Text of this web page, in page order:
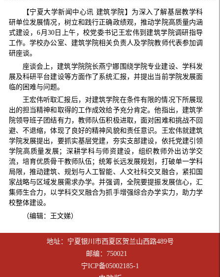
【宁夏大学新闻中心讯 建筑学院】为深入了解基层教学科
研单位发展情况，树立和践行正确政绩观，推动学院高质量内涵
式建设，6月30日上午，校党委书记王宏伟到建筑学院调研指导
工作。学校办公室、建筑学院相关负责人及学院教师代表参加调
研座谈。
座谈会上，建筑学院院长燕宁娜围绕学院专业建设、学科发
展及科研平台建设等方面作了系统汇报，并提出当前学院发展面
临的困难与问题。
王宏伟听取汇报后，对建筑学院在条件有限的情况下所展现
出的担当精神和取得的工作成效给予充分肯定。他指出，建筑学
院领导班子团结有力，教师队伍积极进取，面对困难和挑战不回
避、不退缩，体现了良好的精神风貌和责任意识。王宏伟就建筑
学院发展提出，要抓实基层党建，夯实支部建设，依托党建引领
学院高质量发展；深耕学科与师资建设，组织教师外出访学交
流，培育优质骨干教师队伍；统筹长远发展规划，打破单一学科
局限，推动建筑、规划与人工智能、人文社科交叉融合，紧扣国
家战略与区域发展需求办学。并强调，全院要提振发展信心，汇
集师生合力，以学科交叉融合为抓手增强综合办学实力，助力学
校整体建设。
（编辑：王文娣）
地址：宁夏银川市西夏区贺兰山西路489号
邮编：750021
宁ICP备05002185-1